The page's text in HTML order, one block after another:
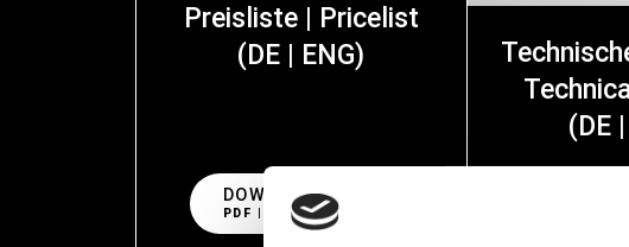
Preisliste | Pricelist
(DE | ENG)
DOWNLOAD
PDF | 29 MB
(DE